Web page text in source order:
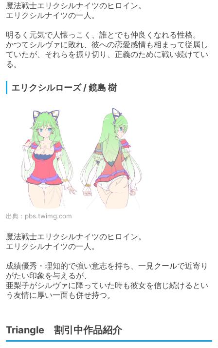
魔法戦士エリクシルナイツのヒロイン。
エリクシルナイツの一人。
明るく元気で人懐っこく、誰とでも仲良くなれる性格。
かつてシルヴァに敗れ、彼への恋愛感情も相まって従属し
ていたが、それらを振り切り、正義のために戦い続けてい
る。
エリクシルローズ / 鏡島 樹
出典： pbs.twimg.com
魔法戦士エリクシルナイツのヒロイン。
エリクシルナイツの一人。
成績優秀・理知的で強い意志を持ち、一見クールで近寄り
がたい印象を与えるが、
亜梨子がシルヴァに降っていた時も彼女を信じ続けるとい
う友情に厚い一面も併せ持つ。
Triangle 割引中作品紹介